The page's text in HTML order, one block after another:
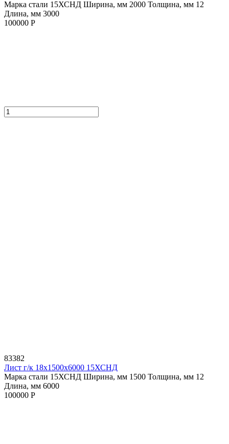
Марка стали 15ХСНД Ширина, мм 2000 Толщина, мм 12
Длина, мм 3000
100000 Р
83382
Лист г/к 18х1500х6000 15ХСНД
Марка стали 15ХСНД Ширина, мм 1500 Толщина, мм 12
Длина, мм 6000
100000 Р